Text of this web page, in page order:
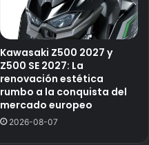
Kawasaki Z500 2027 y
Z500 SE 2027: La
renovación estética
rumbo a la conquista del
mercado europeo
2026-08-07